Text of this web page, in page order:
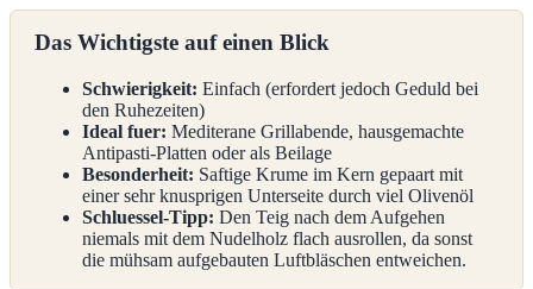
Das Wichtigste auf einen Blick
Schwierigkeit: Einfach (erfordert jedoch Geduld bei
den Ruhezeiten)
Ideal fuer: Mediterane Grillabende, hausgemachte
Antipasti-Platten oder als Beilage
Besonderheit: Saftige Krume im Kern gepaart mit
einer sehr knusprigen Unterseite durch viel Olivenöl
Schluessel-Tipp: Den Teig nach dem Aufgehen
niemals mit dem Nudelholz flach ausrollen, da sonst
die mühsam aufgebauten Luftbläschen entweichen.